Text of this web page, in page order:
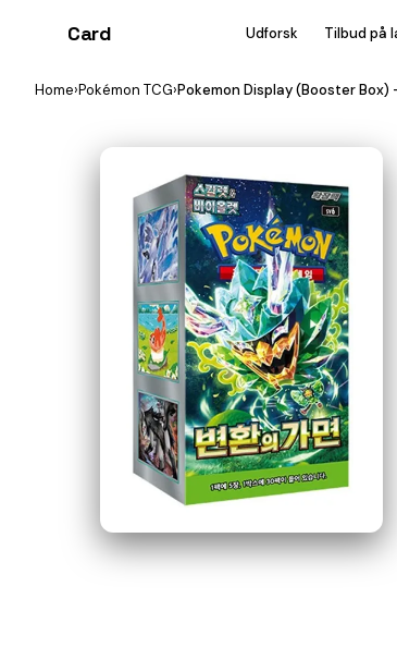
Card Udforsk Tilbud på
Home›Pokémon TCG›Pokemon Display (Booster Box)